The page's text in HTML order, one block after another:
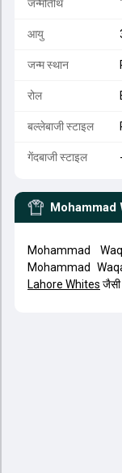
जन्मतिथि
आयु
जन्म स्थान
रोल
बल्लेबाजी स्टाइल
गेंदबाजी स्टाइल -
Mohammad
Mohammad
Mohammad
Lahore Whites